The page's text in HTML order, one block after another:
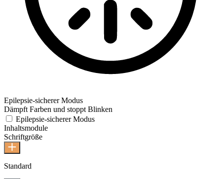
Epilepsie-sicherer Modus
Dämpft Farben und stoppt Blinken
Epilepsie-sicherer Modus
Inhaltsmodule
Schriftgröße
Standard